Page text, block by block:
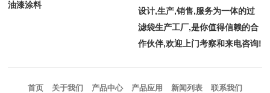
油漆涂料
设计,生产,销售,服务为一体的过
滤袋生产工厂,是你值得信赖的合
作伙伴,欢迎上门考察和来电咨询!
首页 关于我们 产品中心 产品应用 新闻列表
联系我们